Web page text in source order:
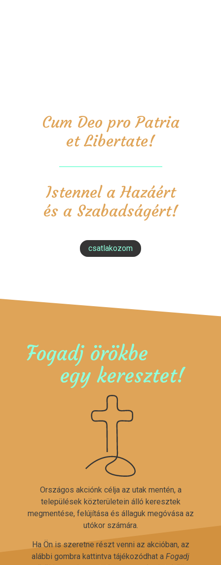
Cum Deo pro Patria
et Libertate!
Istennel a Hazáért
és a Szabadságért!
csatlakozom
Fogadj örökbe
egy keresztet!
Országos akciónk célja az utak mentén, a
települések közterületein álló keresztek
megmentése, felújítása és állaguk megóvása az
utókor számára.
Ha Ön is szeretne részt venni az akcióban, az
alábbi gombra kattintva tájékozódhat a Fogadj